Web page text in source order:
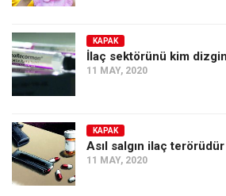
KAPAK
İlaç sektörünü kim
11 MAY, 2020
KAPAK
Asıl salgın ilaç terörüdür
11 MAY, 2020